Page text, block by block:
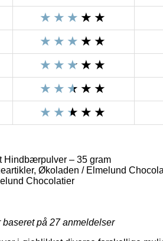
Hindbærpulver – 35 gram
Økoladen / Elmelund
Chocolatier
baseret på 27anmeldelser